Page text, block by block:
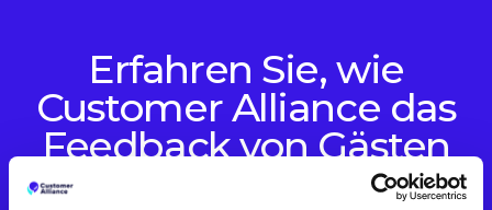
Erfahren Sie, wie
Customer Alliance das
Feedback von Gästen
transformiert.